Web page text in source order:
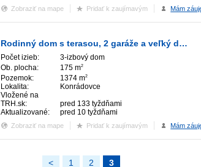
Zobraziť na mape Pridať k zaujímavým Mám
Rodinný dom s terasou, 2 garáže a veľký dvor
Počet izieb:
3-izbový dom
Ob. plocha:
175 m2
Pozemok: 1374 m2
Lokalita:
Konrádovce
Vložené na
TRH.sk:
pred 133 tyždňami
Aktualizované:
pred 10 tyždňami
Zobraziť na mape Pridať k zaujímavým Mám
< 1 2 3